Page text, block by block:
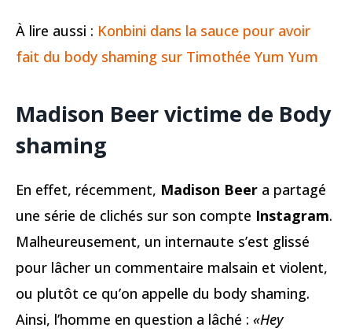
À lire aussi : Konbini dans la sauce pour avoir
fait du body shaming sur Timothée Yum Yum
Madison Beer victime de Body
shaming
En effet, récemment, Madison Beer a partagé
une série de clichés sur son compte Instagram.
Malheureusement, un internaute s’est glissé
pour lâcher un commentaire malsain et violent,
ou plutôt ce qu’on appelle du body shaming.
Ainsi, l’homme en question a lâché : «Hey